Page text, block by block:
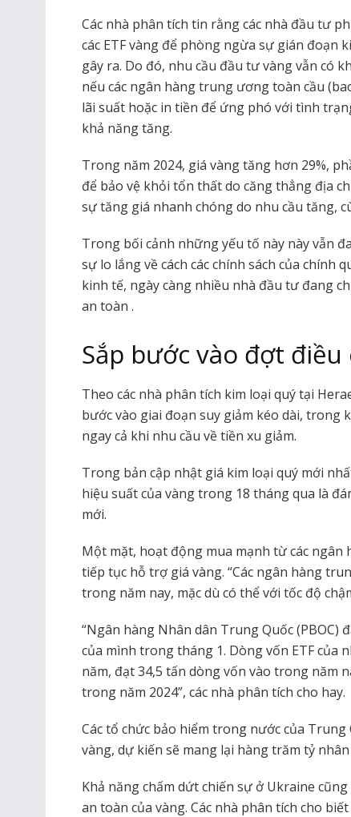
Các nhà phân tích tin rằng các nhà đầu tư
các ETF vàng để phòng ngừa sự gián đoạn
gây ra. Do đó, nhu cầu đầu tư vàng vẫn có
nếu các ngân hàng trung ương toàn cầu
lãi suất hoặc in tiền để ứng phó với tình
khả năng tăng.
Trong năm 2024, giá vàng tăng hơn 29%,
để bảo vệ khỏi tổn thất do căng thẳng địa
sự tăng giá nhanh chóng do nhu cầu tăng,
Trong bối cảnh những yếu tố này này vẫn
sự lo lắng về cách các chính sách của chính
kinh tế, ngày càng nhiều nhà đầu tư đang
an toàn .
Sắp bước vào đợt điều
Theo các nhà phân tích kim loại quý tại
bước vào giai đoạn suy giảm kéo dài, trong
ngay cả khi nhu cầu về tiền xu giảm.
Trong bản cập nhật giá kim loại quý mới
hiệu suất của vàng trong 18 tháng qua là
mới.
Một mặt, hoạt động mua mạnh từ các
tiếp tục hỗ trợ giá vàng. “Các ngân hàng
trong năm nay, mặc dù có thể với tốc độ
“Ngân hàng Nhân dân Trung Quốc
của mình trong tháng 1. Dòng vốn ETF của
năm, đạt 34,5 tấn dòng vốn vào trong năm
trong năm 2024”, các nhà phân tích cho hay.
Các tổ chức bảo hiểm trong nước của
vàng, dự kiến ​​sẽ mang lại hàng trăm tỷ
Khả năng chấm dứt chiến sự ở Ukraine
an toàn của vàng. Các nhà phân tích cho